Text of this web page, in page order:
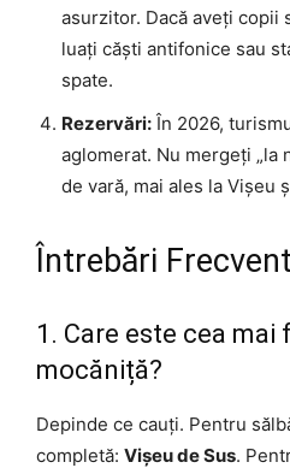
asurzitor. Dacă aveți copii
luați căști antifonice sau
spate.
Rezervări: În 2026,
aglomerat. Nu mergeți „la
de vară, mai ales la Vișeu
Întrebări
1. Care este cea mai
mocăniță?
Depinde ce cauți. Pentru
completă: Vișeu de Sus.